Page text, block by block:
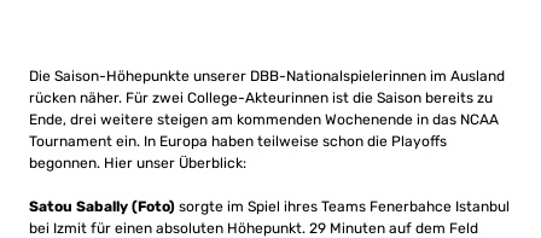
Die Saison-Höhepunkte unserer DBB-Nationalspielerinnen im Ausland
rücken näher. Für zwei College-Akteurinnen ist die Saison bereits zu
Ende, drei weitere steigen am kommenden Wochenende in das NCAA
Tournament ein. In Europa haben teilweise schon die Playoffs
begonnen. Hier unser Überblick:
Satou Sabally (Foto) sorgte im Spiel ihres Teams Fenerbahce Istanbul
bei Izmit für einen absoluten Höhepunkt. 29 Minuten auf dem Feld